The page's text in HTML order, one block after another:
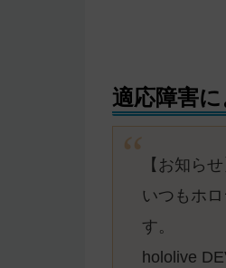
適応障害
【お知らせ
いつもホ
す。
hololive